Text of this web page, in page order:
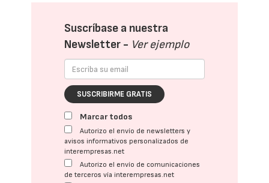
Suscríbase a nuestra
Newsletter - Ver ejemplo
SUSCRIBIRME GRATIS
Marcar todos
Autorizo el envío de newsletters y
avisos informativos personalizados de
interempresas.net
Autorizo el envío de comunicaciones
de terceros vía interempresas.net